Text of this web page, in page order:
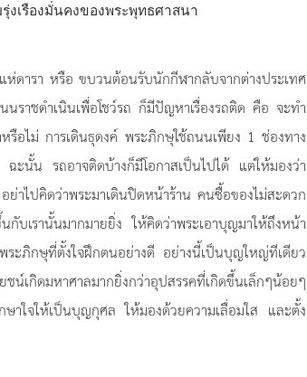
งเรืองมั่นคงของพระพุทธศาสนา
ดารา หรือ ขบวนต้อนรับนักกีฬากลับจากต่างประเทศ
ราชดำเนินเพื่อโชว์รถ ก็มีปัญหาเรื่องรถติด คือ จะทำ
รือไม่ การเดินธุดงค์ พระภิกษุใช้ถนนเพียง 1 ช่องทาง
นั้น รถอาจติดบ้างก็มีโอกาสเป็นไปได้ แต่ให้มองว่า
าไปคิดว่าพระมาเดินปิดหน้าร้าน คนซื้อของไม่สะดวก
บเรานั้นมากมายยิ่ง ให้คิดว่าพระเอาบุญมาให้ถึงหน้า
ระภิกษุที่ตั้งใจฝึกตนอย่างดี อย่างนี้เป็นบุญใหญ่ทีเดียว
น์เกิดมหาศาลมากยิ่งกว่าอุปสรรคที่เกิดขึ้นเล็กๆน้อยๆ
าใจให้เป็นบุญกุศล ให้มองด้วยความเลื่อมใส และตั้ง